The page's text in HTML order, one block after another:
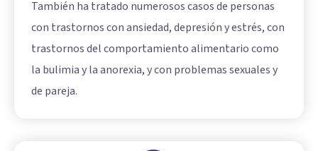
También ha tratado numerosos casos de personas
con trastornos con ansiedad, depresión y estrés, con
trastornos del comportamiento alimentario como
la bulimia y la anorexia, y con problemas sexuales y
de pareja.